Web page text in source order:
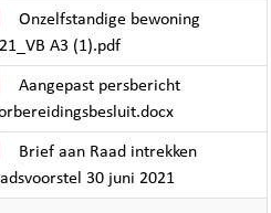
Onzelfstandige bewoning
A3 (1).pdf
Aangepast persbericht
Brief aan Raad intrekken
30 juni 2021